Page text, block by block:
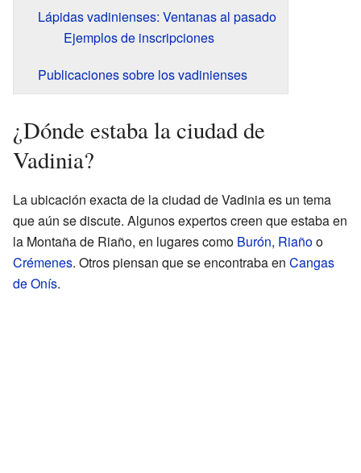
Lápidas vadinienses: Ventanas al pasado
Ejemplos de inscripciones
Publicaciones sobre los vadinienses
¿Dónde estaba la ciudad de
Vadinia?
La ubicación exacta de la ciudad de Vadinia es un tema
que aún se discute. Algunos expertos creen que estaba en
la Montaña de Riaño, en lugares como Burón, Riañoo
Crémenes. Otros piensan que se encontraba en Cangas
de Onís.